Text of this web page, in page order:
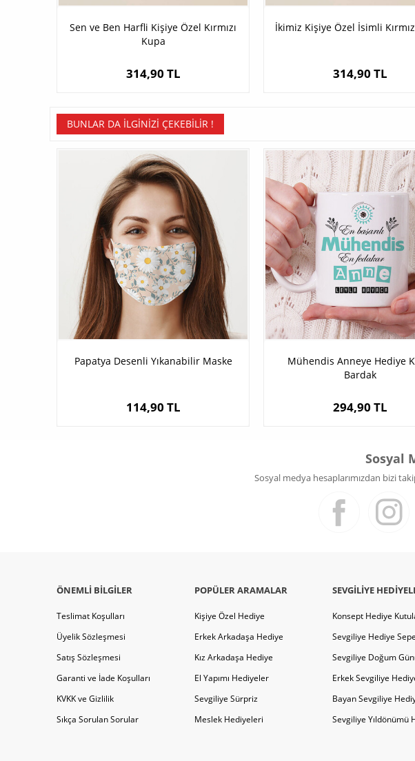
Sen ve Ben Harfli Kişiye Özel Kırmızı
Kupa
314,90 TL
İkimiz Kişiye Özel İsimli
314,90 TL
BUNLAR DA İLGINIZI ÇEKEBILIR !
Papatya Desenli Yıkanabilir Maske
114,90 TL
Mühendis Anneye Hediye
Bardak
294,90 TL
Sosyal
Sosyal medya hesaplarımızdan bizi
ÖNEMLI BILGILER
Teslimat Koşulları
Üyelik Sözleşmesi
Satış Sözleşmesi
Garanti ve İade Koşulları
KVKK ve Gizlilik
Sıkça Sorulan Sorular
POPÜLER ARAMALAR
Kişiye Özel Hediye
Erkek Arkadaşa Hediye
Kız Arkadaşa Hediye
El Yapımı Hediyeler
Sevgiliye Sürpriz
Meslek Hediyeleri
SEVGILIYE
Konsept Hediye
Sevgiliye Hediye
Sevgiliye Doğum
Erkek Sevgiliye
Bayan Sevgiliye
Sevgiliye Yıldönümü